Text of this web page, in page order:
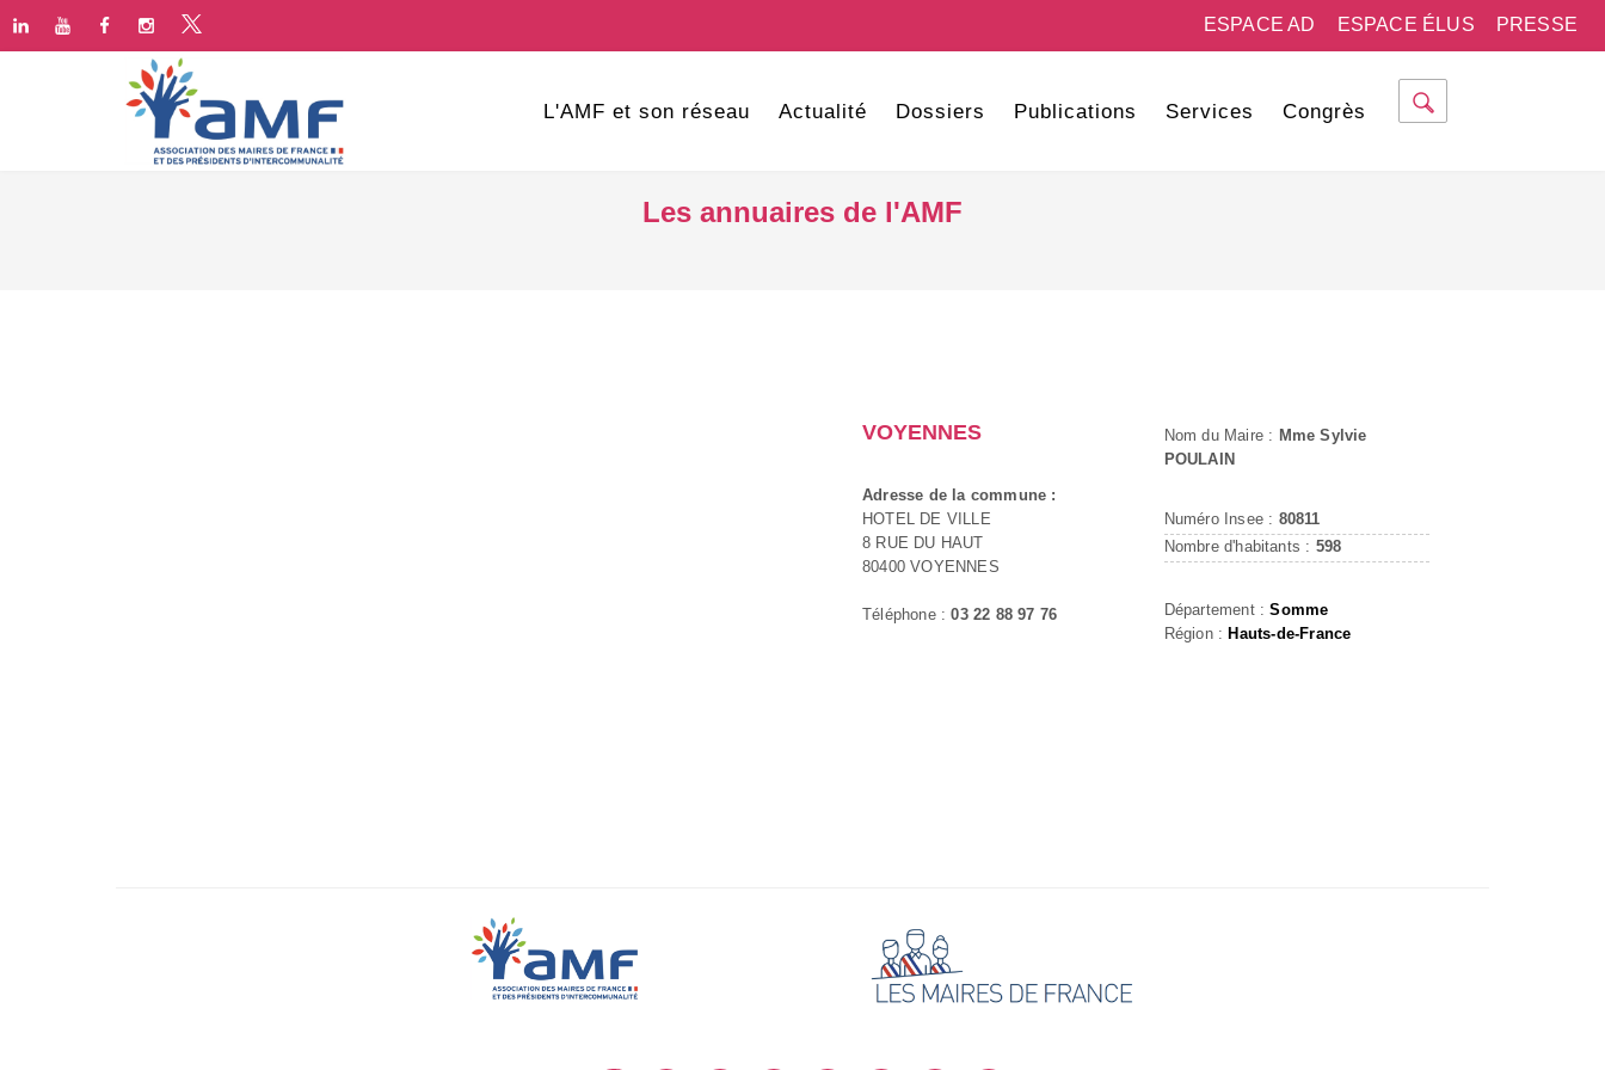
PRESSE
ESPACE ÉLUS
ESPACE AD
L'AMF et son réseau Actualité Dossiers Publications Services Congrès
Les annuaires de l'AMF
VOYENNES
Adresse de la commune :
HOTEL DE VILLE
8 RUE DU HAUT
80400 VOYENNES
Téléphone :03 22 88 97 76
Nom du Maire : Mme Sylvie
POULAIN
Numéro Insee : 80811
Nombre d'habitants : 598
Département :Somme
Région : Hauts-de-France